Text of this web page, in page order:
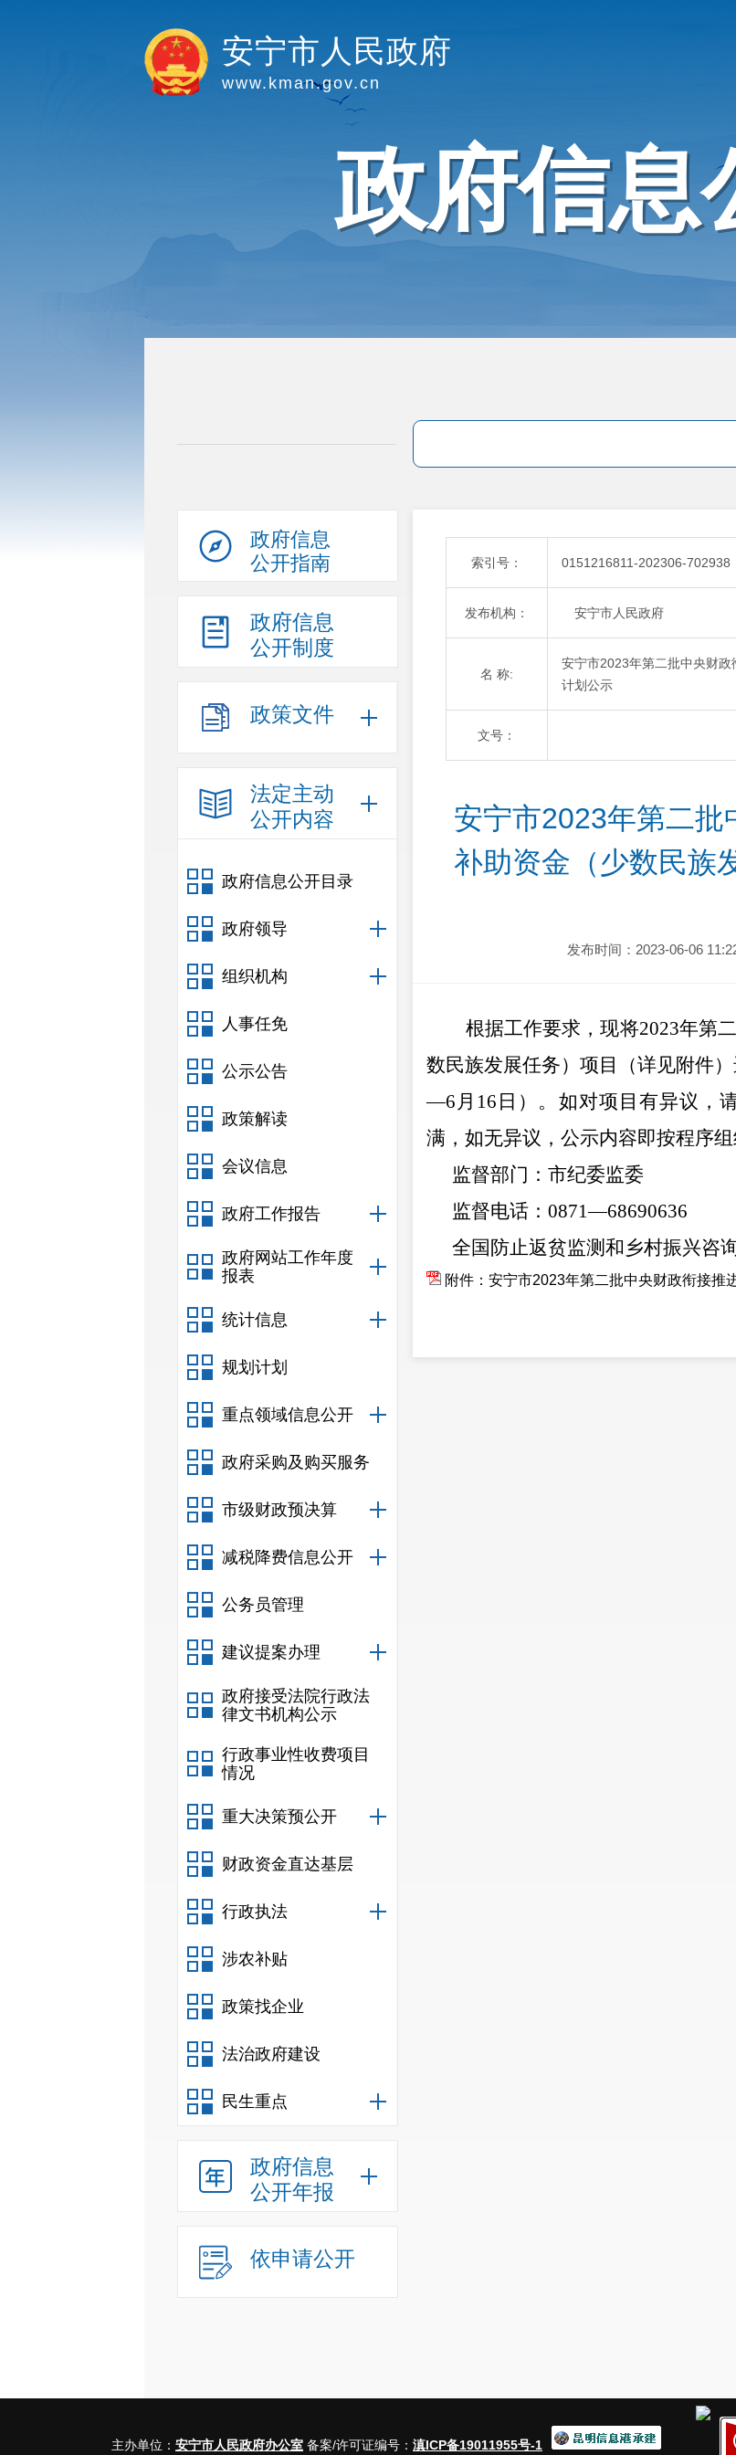
安宁市人民政府
www.kman.gov.cn
政府信息
政府信息
公开指南
政府信息
公开制度
政策文件
法定主动
公开内容
政府信息公开目录
政府领导
组织机构
人事任免
公示公告
政策解读
会议信息
政府工作报告
政府网站工作年度
报表
统计信息
规划计划
重点领域信息公开
政府采购及购买服务
市级财政预决算
减税降费信息公开
公务员管理
建议提案办理
政府接受法院行政法
律文书机构公示
行政事业性收费项目
情况
重大决策预公开
财政资金直达基层
行政执法
涉农补贴
政策找企业
法治政府建设
民生重点
政府信息
公开年报
依申请公开
索引号： 0151216811-202306-702938
发布机构： 安宁市人民政府
名 称:
安宁市2023年第二批中央财
计划公示
文号：
安宁市2023年第二
补助资金（少数民族
发布时间：2023-06-06
根据工作要求 ，现将2023年第
数民族发展任务）项目
（详见附件
—6 月 16 日）。如对项目有异议，
满，如无异议，公示内容即按程序组
监督部门：市纪委监委
监督电话： 0871—68690636
全国防止返贫监测和乡村振兴咨
附件：安宁市2023年第二批中央财政衔接推
主办单位： 安宁市人民政府办公室 备案/许可证编号： 滇ICP备19011955号-1